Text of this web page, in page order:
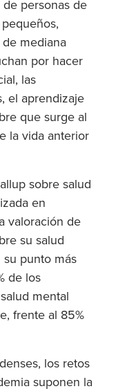
personas de
mediana
por hacer
las
el aprendizaje
que surge al
la vida anterior
sobre salud
en
valoración de
su salud
punto más
de los
mental
frente al 85%
los retos
suponen la